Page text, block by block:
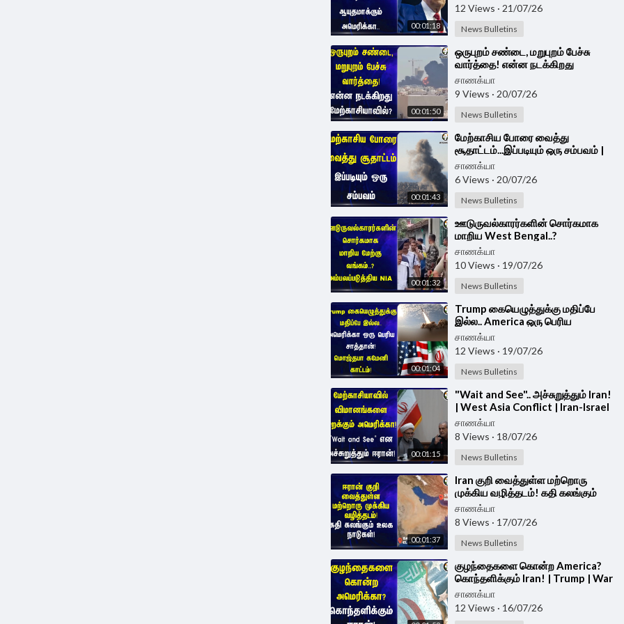
00:01:18
12 Views · 21/07/26
News Bulletins
00:01:50
⁣ஒருபுறம் சண்டை, மறுபுறம் பேச்சு
வார்த்தை! என்ன நடக்கிறது
மேற்காசியாவில்? | America Iran
War
சாணக்யா
9 Views · 20/07/26
News Bulletins
00:01:43
⁣மேற்காசிய போரை வைத்து
சூதாட்டம்...இப்படியும் ஒரு சம்பவம் |
America Iran War
சாணக்யா
6 Views · 20/07/26
News Bulletins
00:01:32
⁣ஊடுருவல்காரர்களின் சொர்கமாக
மாறிய West Bengal..?
அம்பலப்படுத்திய NIA | BJP |
Suvendu Adhikari
சாணக்யா
10 Views · 19/07/26
News Bulletins
00:01:04
⁣Trump கையெழுத்துக்கு மதிப்பே
இல்ல.. America ஒரு பெரிய
சாத்தான்! Mojtaba Khamenei
காட்டம்! | Iran
சாணக்யா
12 Views · 19/07/26
News Bulletins
00:01:15
⁣"Wait and See".. அச்சுறுத்தும் Iran!
| West Asia Conflict | Iran-Israel
Donald Trump | America
சாணக்யா
8 Views · 18/07/26
News Bulletins
00:01:37
⁣Iran குறி வைத்துள்ள மற்றொரு
முக்கிய வழித்தடம்! கதி கலங்கும்
உலக நாடுகள்! | Iran | Trump
சாணக்யா
8 Views · 17/07/26
News Bulletins
⁣குழந்தைகளை கொன்ற America?
கொந்தளிக்கும் Iran! | Trump | War
சாணக்யா
12 Views · 16/07/26